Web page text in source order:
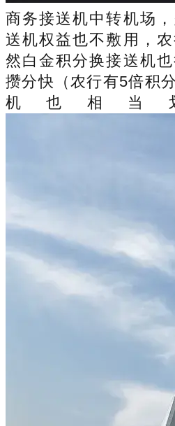
商务接送机中转机场
送机权益也不敷用，
然白金积分换接送机
攒分快（农行有5倍积
机也相当